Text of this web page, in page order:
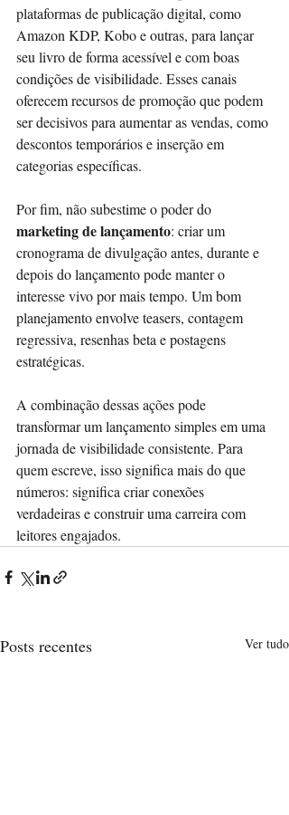
plataformas de publicação digital, como
Amazon KDP, Kobo e outras, para lançar
seu livro de forma acessível e com boas
condições de visibilidade. Esses canais
oferecem recursos de promoção que podem
ser decisivos para aumentar as vendas, como
descontos temporários e inserção em
categorias específicas.
Por fim, não subestime o poder do
marketing de lançamento: criar um
cronograma de divulgação antes, durante e
depois do lançamento pode manter o
interesse vivo por mais tempo. Um bom
planejamento envolve teasers, contagem
regressiva, resenhas beta e postagens
estratégicas.
A combinação dessas ações pode
transformar um lançamento simples em uma
jornada de visibilidade consistente. Para
quem escreve, isso significa mais do que
números: significa criar conexões
verdadeiras e construir uma carreira com
leitores engajados.
Posts recentes Ver tudo